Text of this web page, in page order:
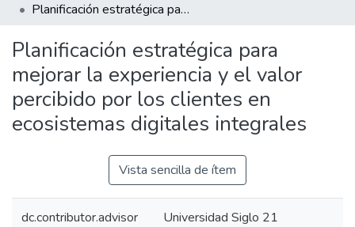
Planificación estratégica para mejorar la experiencia y el valor percibido por los clientes en ecosistemas digitales integrales
Planificación estratégica para
mejorar la experiencia y el valor
percibido por los clientes en
ecosistemas digitales integrales
Vista sencilla de ítem
dc.contributor.advisor Universidad Siglo 21